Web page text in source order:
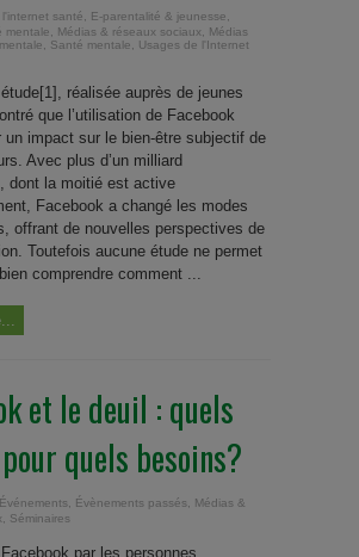
santé E-parentalité & jeunesse
mentale
Médias & réseaux sociaux
Médias
Santé mentale
Usages de l'Internet
réalisée auprès de jeunes
que l’utilisation de Facebook
un impact sur le bien-être subjectif de
Avec plus d’un milliard
dont la moitié est active
Facebook a changé les modes
offrant de nouvelles perspectives de
Toutefois aucune étude ne permet
comprendre comment ...
et le deuil : quels
quels besoins?
Événements Évènements passés
Médias &
Séminaires
Facebook par les personnes